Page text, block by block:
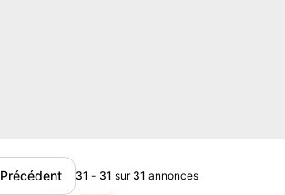
Précédent 31 - 31 sur 31 annonces